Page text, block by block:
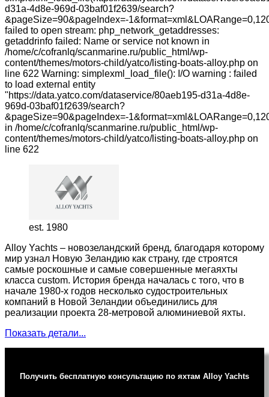
d31a-4d8e-969d-03baf01f2639/search?
&pageSize=90&pageIndex=-
failed to open stream: php_network_getaddresses:
getaddrinfo failed: Name or service not known in
/home/c/cofranlq/scanmarine.ru/public_html/wp-
content/themes/motors-child/yatco/listing-boats-alloy.php on
line 622 Warning: simplexml_load_file(): I/O warning : failed
to load external entity
"https://data.yatco.com/dataservice/80aeb195-d31a-4d8e-
969d-03baf01f2639/search?
&pageSize=90&pageIndex=-
in /home/c/cofranlq/scanmarine.ru/public_html/wp-
content/themes/motors-child/yatco/listing-boats-alloy.php on
line 622
est. 1980
Alloy Yachts – новозеландский бренд, благодаря которому
мир узнал Новую Зеландию как страну, где строятся
самые роскошные и самые совершенные мегаяхты
класса custom. История бренда началась с того, что в
начале 1980-х годов несколько судостроительных
компаний в Новой Зеландии объединились для
реализации проекта 28-метровой алюминиевой яхты.
Показать детали...
Получить бесплатную консультацию по яхтам Alloy Yachts